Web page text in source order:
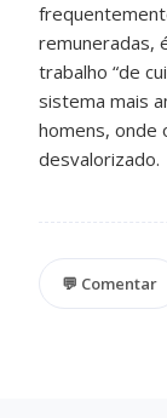
remuneradas,
trabalho “de
sistema mais
homens, onde
desvalorizado.
💬 Comentar